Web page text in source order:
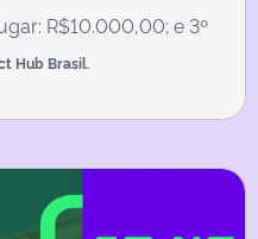
R$10.000,00; e 3º
Hub Brasil.